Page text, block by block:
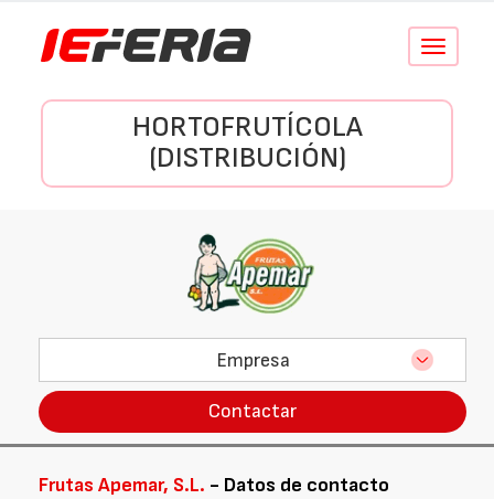
Conmutar
HORTOFRUTÍCOLA
(DISTRIBUCIÓN)
Empresa
Contactar
Frutas Apemar, S.L. - Datos de contacto